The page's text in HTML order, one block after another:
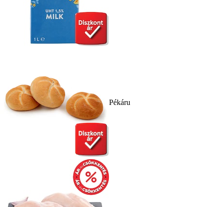
Pékáru